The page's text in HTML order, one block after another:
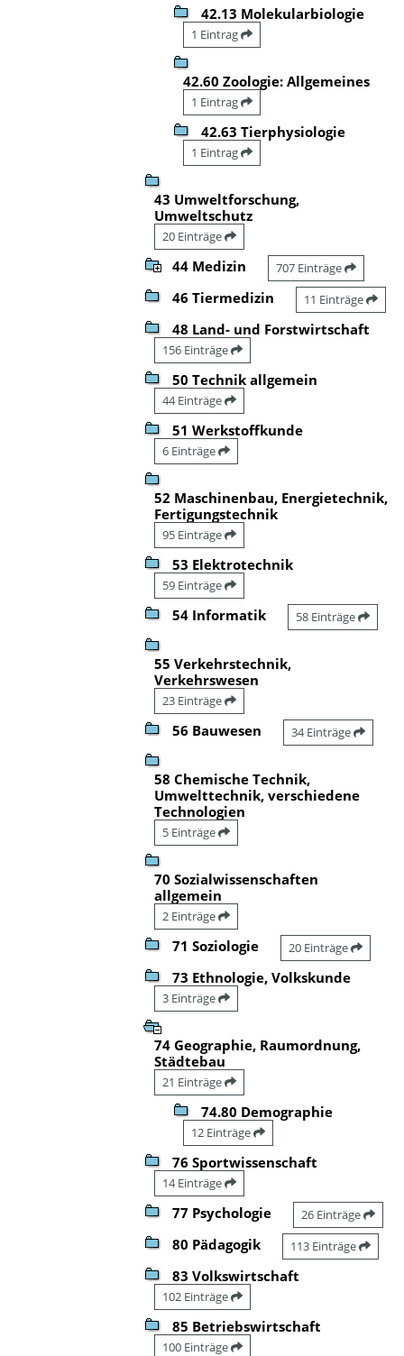
42.13 Molekularbiologie
1 Eintrag
42.60 Zoologie: Allgemeines
1 Eintrag
42.63 Tierphysiologie
1 Eintrag
43 Umweltforschung,
Umweltschutz
20 Einträge
44 Medizin 707 Einträge
46 Tiermedizin 11 Einträge
48 Land- und Forstwirtschaft
156 Einträge
50 Technik allgemein
44 Einträge
51 Werkstoffkunde
6 Einträge
52 Maschinenbau, Energietechnik,
Fertigungstechnik
95 Einträge
53 Elektrotechnik
59 Einträge
54 Informatik 58 Einträge
55 Verkehrstechnik,
Verkehrswesen
23 Einträge
56 Bauwesen 34 Einträge
58 Chemische Technik,
Umwelttechnik, verschiedene
Technologien
5 Einträge
70 Sozialwissenschaften
allgemein
2 Einträge
71 Soziologie 20 Einträge
73 Ethnologie, Volkskunde
3 Einträge
74 Geographie, Raumordnung,
Städtebau
21 Einträge
74.80 Demographie
12 Einträge
76 Sportwissenschaft
14 Einträge
77 Psychologie 26 Einträge
80 Pädagogik 113 Einträge
83 Volkswirtschaft
102 Einträge
85 Betriebswirtschaft
100 Einträge